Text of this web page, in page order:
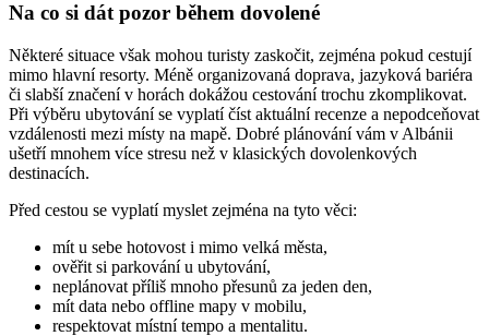
Na co si dát pozor během dovolené
Některé situace však mohou turisty zaskočit, zejména pokud cestují
mimo hlavní resorty. Méně organizovaná doprava, jazyková bariéra
či slabší značení v horách dokážou cestování trochu zkomplikovat.
Při výběru ubytování se vyplatí číst aktuální recenze a nepodceňovat
vzdálenosti mezi místy na mapě. Dobré plánování vám v Albánii
ušetří mnohem více stresu než v klasických dovolenkových
destinacích.
Před cestou se vyplatí myslet zejména na tyto věci:
mít u sebe hotovost i mimo velká města,
ověřit si parkování u ubytování,
neplánovat příliš mnoho přesunů za jeden den,
mít data nebo offline mapy v mobilu,
respektovat místní tempo a mentalitu.